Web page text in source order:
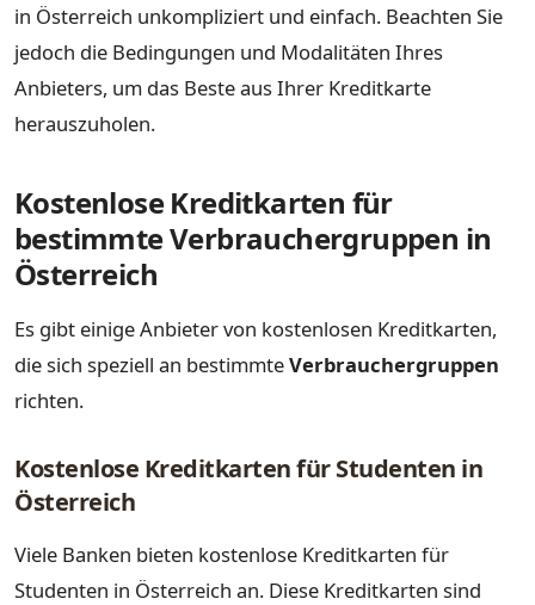
in Österreich unkompliziert und einfach. Beachten Sie
jedoch die Bedingungen und Modalitäten Ihres
Anbieters, um das Beste aus Ihrer Kreditkarte
herauszuholen.
Kostenlose Kreditkarten für
bestimmte Verbrauchergruppen in
Österreich
Es gibt einige Anbieter von kostenlosen Kreditkarten,
die sich speziell an bestimmteVerbrauchergruppen
richten.
Kostenlose Kreditkarten für Studenten in
Österreich
Viele Banken bieten kostenlose Kreditkarten für
Studenten in Österreich an. Diese Kreditkarten sind